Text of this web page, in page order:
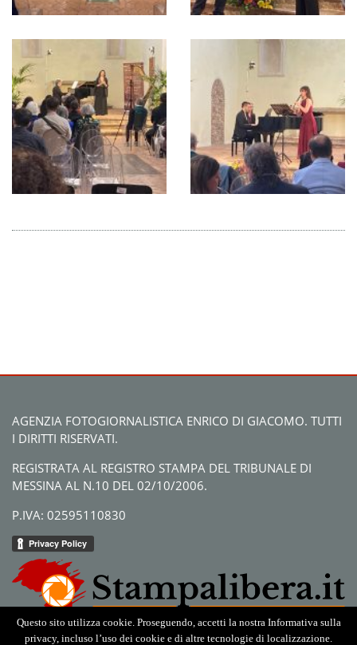
AGENZIA FOTOGIORNALISTICA ENRICO DI GIACOMO. TUTTI
I DIRITTI RISERVATI.
REGISTRATA AL REGISTRO STAMPA DEL TRIBUNALE DI
MESSINA AL N.10 DEL 02/10/2006.
P.IVA: 02595110830
Questo sito utilizza cookie. Proseguendo, accetti la nostra Informativa sulla
privacy, incluso l’uso dei cookie e di altre tecnologie di localizzazione.